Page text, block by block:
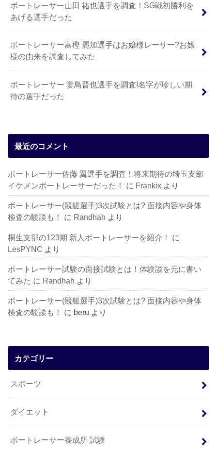
ボートレーサー山田 祐也選手を調査！SG戦初勝利を
あげる選手だった
ボートレーサー富樫 麗加選手はお嬢様レーサー?お嬢
様の由来を調査してみた
ボートレーサー 妻鳥晋也選手を調査!名字が珍しい期
待の選手だった
最近のコメント
ボートレーサー佐藤 翼選手を調査！将来期待の埼玉支部
イケメンボートレーサーだった！
に Frankix より
ボートレーサー(競艇選手)3次試験とは? 面接内容や身体
検査の験談も！
に Randhah より
桐生支部の123期 新人ボートレーサーを紹介！
に
LesPYNC より
ボートレーサー試験の面接試験とは！体験談を元に書い
てみた に Randhah より
ボートレーサー(競艇選手)3次試験とは? 面接内容や身体
検査の験談も！
に beru より
カテゴリー
スポーツ
ダイエット
ボートレーサー養成所 試験